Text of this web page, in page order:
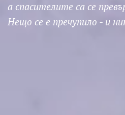
а спасителите са се
Нещо се е пречупило - и